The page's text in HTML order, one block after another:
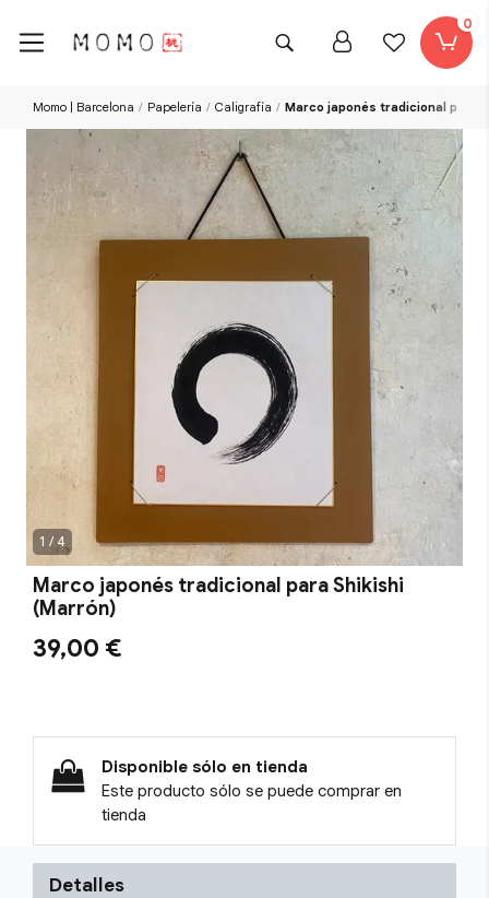
0
Momo | Barcelona Papelería Caligrafía Marco japonés tradicional para
1 / 4
Marco japonés tradicional para Shikishi
(Marrón)
39,00 €
Disponible sólo en tienda
Este producto sólo se puede comprar en
tienda
Detalles